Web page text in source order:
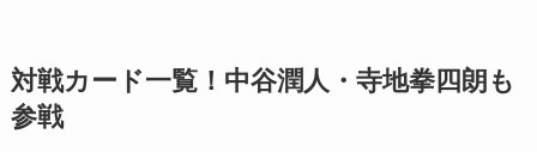
対戦カード一覧！中谷潤人・寺地拳四朗も
参戦